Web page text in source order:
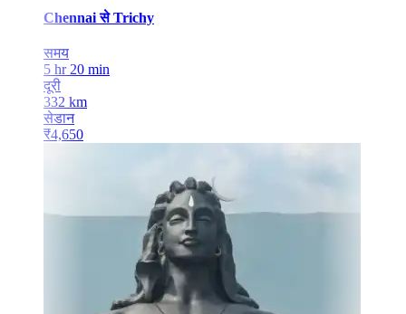
Chennai से Trichy
समय
5 hr 20 min
दूरी
332 km
सेडान
₹4,650